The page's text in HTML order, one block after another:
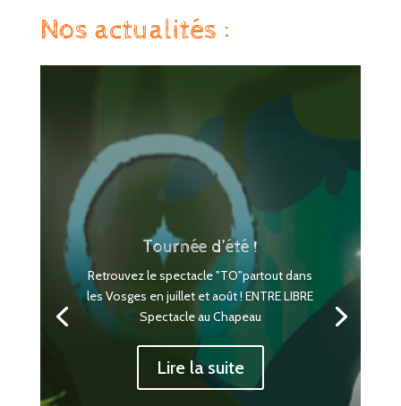
Nos actualités :
Tournée d’été !
Retrouvez le spectacle "TO"partout dans
les Vosges en juillet et août ! ENTRE LIBRE
Spectacle au Chapeau
Lire la suite